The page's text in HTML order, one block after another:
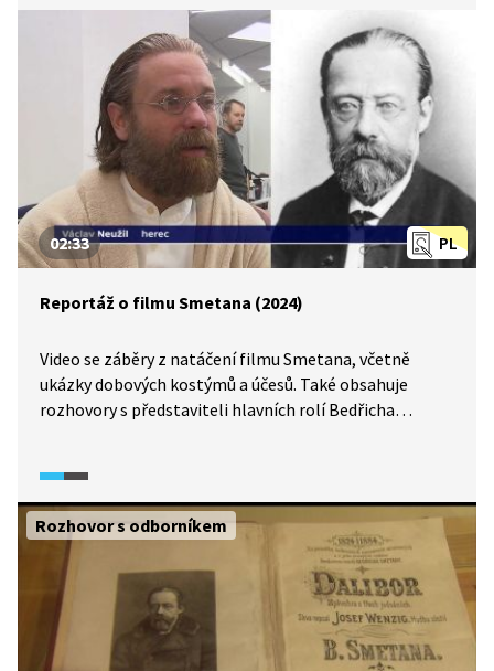
PL
02:33
Reportáž o filmu Smetana (2024)
Video se záběry z natáčení filmu Smetana, včetně
ukázky dobových kostýmů a účesů. Také obsahuje
rozhovory s představiteli hlavních rolí Bedřicha
Rozhovor s odborníkem